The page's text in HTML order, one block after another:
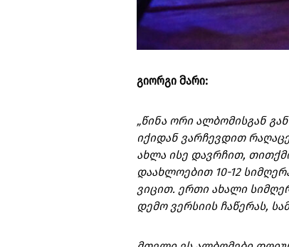
გიორგი მარი:
„წინა ორი ალბომისგან
იქიდან ვარჩევდით
ახლა ისე დავრჩით,
დაახლოებით 10-12
ვიცით. ერთი ახალი
დემო ვერსიის ჩაწერას,